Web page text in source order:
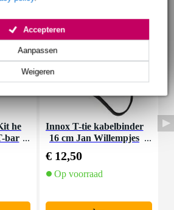
Weigeren
Aanpassen
Accepteren
he
bar
Innox T-tie kabelbinder
16 cm Jan Willempjes
€ 12,50
Op voorraad